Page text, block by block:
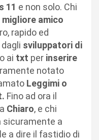
11 e non solo. Chi
migliore amico
rapido ed
sviluppatori di
ai txt per inserire
notato
Leggimi o
Fino ad ora il
Chiaro, e chi
sicuramente a
a dire il fastidio di